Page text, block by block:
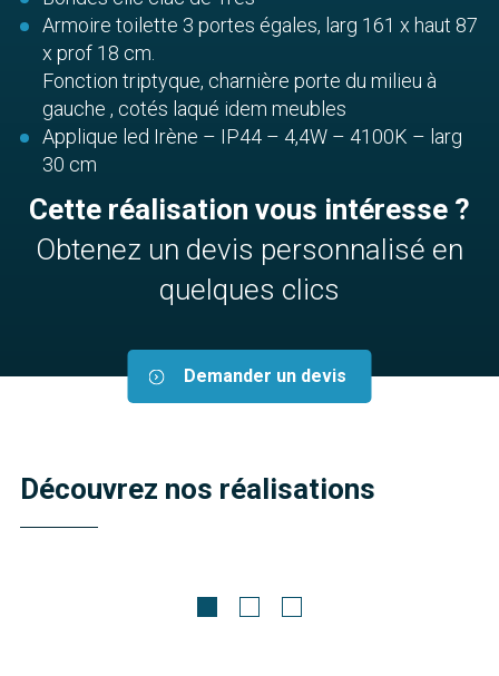
Armoire toilette 3 portes égales, larg 161 x haut 87
x prof 18 cm.
Fonction triptyque, charnière porte du milieu à
gauche , cotés laqué idem meubles
Applique led Irène – IP44 – 4,4W – 4100K – larg
30 cm
Cette réalisation vous intéresse ?
Obtenez un devis personnalisé en
quelques clics
Demander un devis
Découvrez nos réalisations